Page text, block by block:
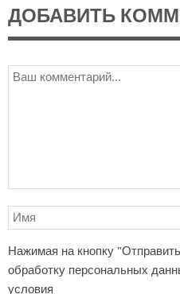
ДОБАВИТЬ
Нажимая на кнопку
обработку персональных
условия